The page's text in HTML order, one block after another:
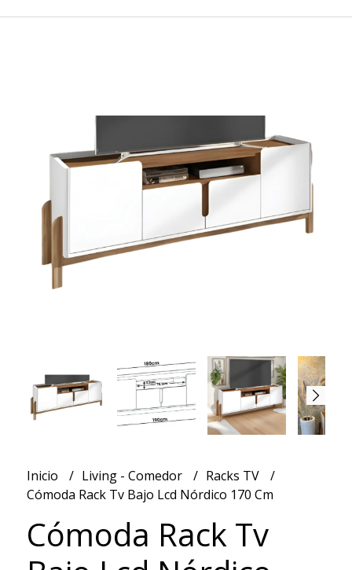
Inicio Living - Comedor
Racks TV
Cómoda Rack Tv Bajo Lcd Nórdico 170 Cm
Cómoda Rack Tv